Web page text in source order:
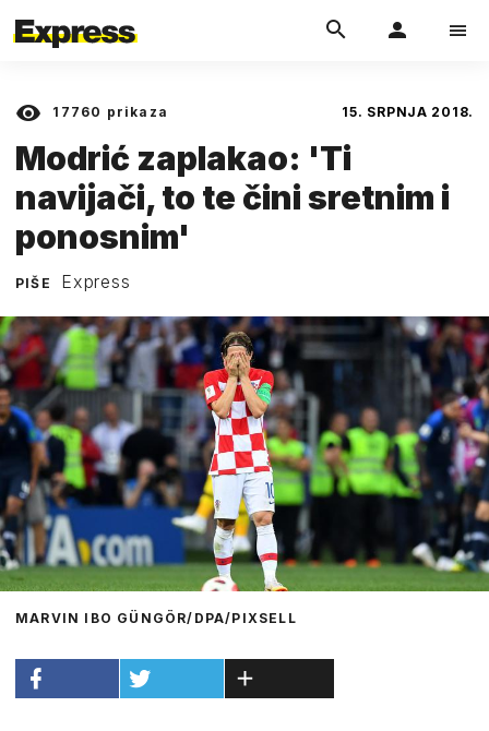
17760 prikaza 15. SRPNJA 2018.
Modrić zaplakao: 'Ti
navijači, to te čini sretnim i
ponosnim'
PIŠE Express
MARVIN IBO GÜNGÖR/DPA/PIXSELL